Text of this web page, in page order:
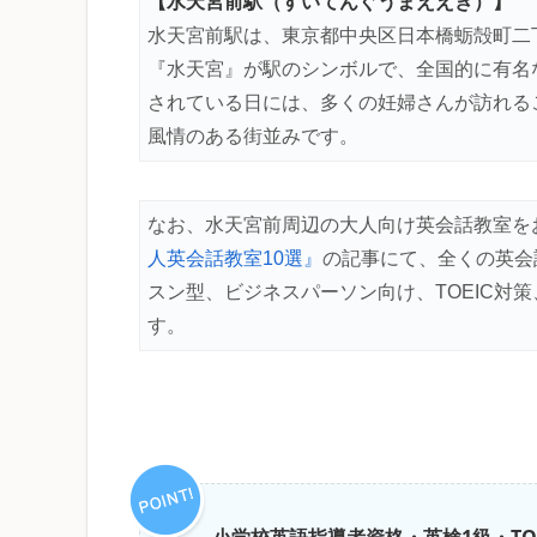
水天宮前駅は、東京都中央区日本橋蛎殻町
『水天宮』が駅のシンボルで、全国的に有
されている日には、多くの妊婦さんが訪れ
風情のある街並みです。
なお、水天宮前周辺の大人向け英会話教室
人英会話教室10選』 の記事にて、全くの英
スン型、ビジネスパーソン向け、TOEIC対
す。